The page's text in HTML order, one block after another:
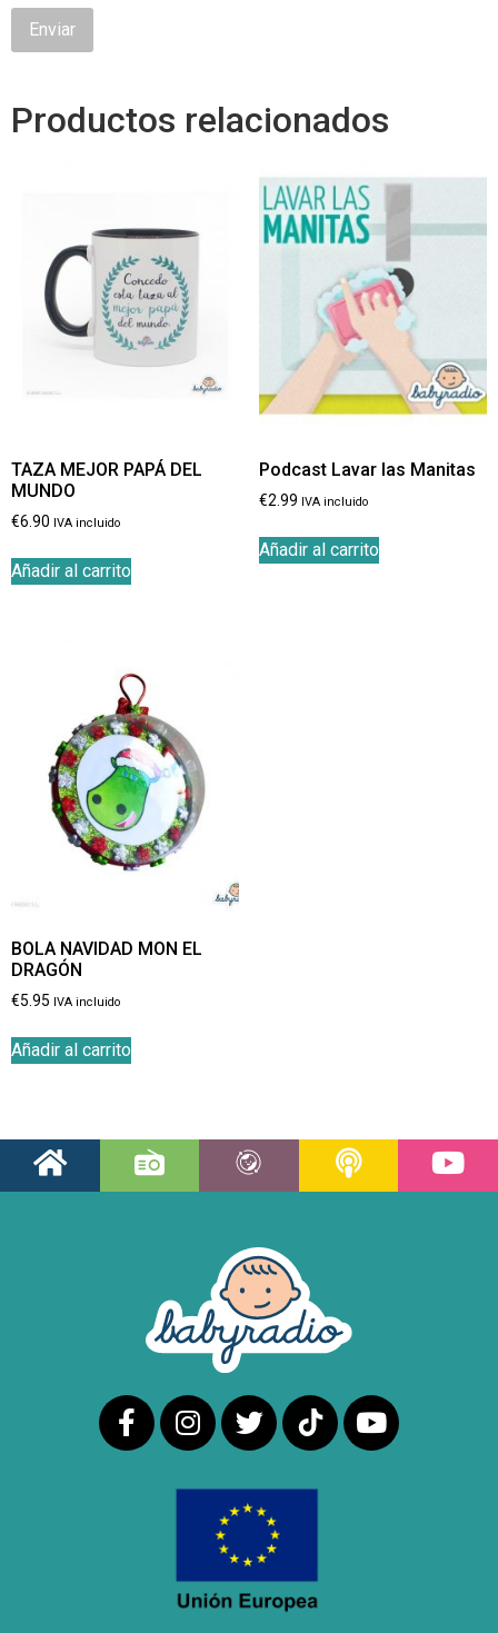
Productos relacionados
TAZA MEJOR PAPÁ DEL
MUNDO
€6.90 IVA incluido
Añadir al carrito
Podcast Lavar las Manitas
€2.99 IVA incluido
Añadir al carrito
BOLA NAVIDAD MON EL
DRAGÓN
€5.95 IVA incluido
Añadir al carrito